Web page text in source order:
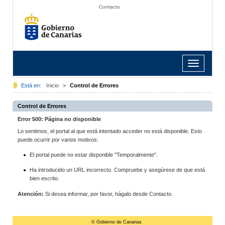
Contacto
Toggle
navigation
Está en: Inicio > Control de Errores
Control de Errores
Error 500: Página no disponible
Lo sentimos, el portal al que está intentado acceder no está disponible. Esto
puede ocurrir por varios motivos:
El portal puede no estar disponible "Temporalmente".
Ha introducido un URL incorrecto. Compruebe y asegúrese de que está
bien escrito.
Atención: Si desea informar, por favor, hágalo desde Contacto.
© Gobierno de Canarias